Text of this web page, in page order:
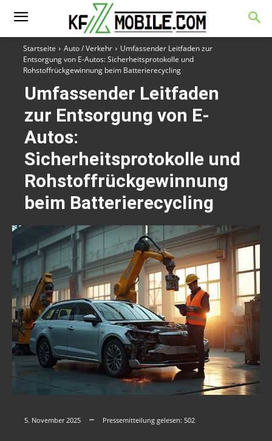
Startseite Auto / Verkehr
Umfassender Leitfaden zur
Entsorgung von E-Autos: Sicherheitsprotokolle und
Rohstoffrückgewinnung beim Batterierecycling
Umfassender Leitfaden
zur Entsorgung von E-
Autos:
Sicherheitsprotokolle und
Rohstoffrückgewinnung
beim Batterierecycling
5. November 2025 Pressemitteilung gelesen: 502